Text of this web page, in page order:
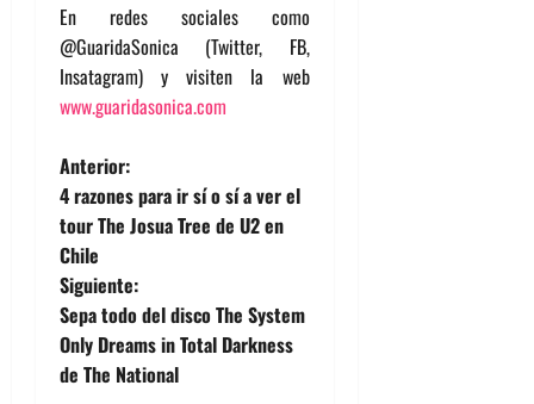
En redes sociales como
@GuaridaSonica (Twitter, FB,
Insatagram) y visiten la web
www.guaridasonica.com
N
a
v
e
g
Anterior:
4 razones para ir sí o sí a ver el
tour The Josua Tree de U2 en
Chile
Siguiente:
Sepa todo del disco The System
Only Dreams in Total Darkness
de The National